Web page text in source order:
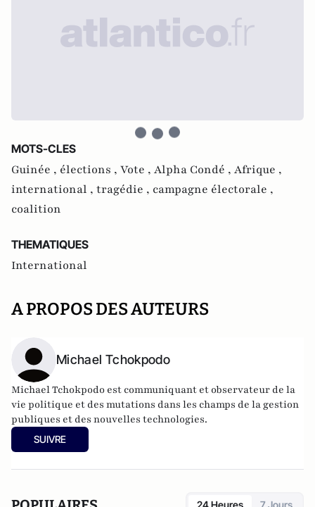
MOTS-CLES
Guinée , élections , Vote , Alpha Condé , Afrique ,
international , tragédie , campagne électorale ,
coalition
THEMATIQUES
International
A PROPOS DES AUTEURS
Michael Tchokpodo
Michael Tchokpodo est communiquant et observateur de la
vie politique et des mutations dans les champs de la gestion
publiques et des nouvelles technologies.
SUIVRE
24 Heures 7 Jours